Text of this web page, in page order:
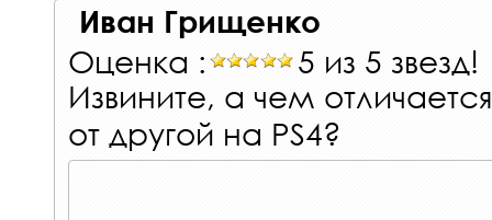
Иван Грищенко
Оценка :
5 из 5 звезд!
Извините, а чем
от другой на PS4?